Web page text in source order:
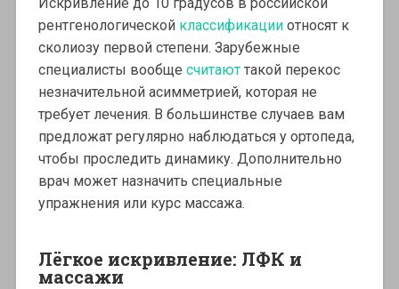
рентгенологической классификации относят к
сколиозу первой степени. Зарубежные
специалисты вообще считают такой перекос
незначительной асимметрией, которая не
требует лечения. В большинстве случаев вам
предложат регулярно наблюдаться у ортопеда,
чтобы проследить динамику. Дополнительно
врач может назначить специальные
упражнения или курс массажа.
Лёгкое искривление: ЛФК и
массажи